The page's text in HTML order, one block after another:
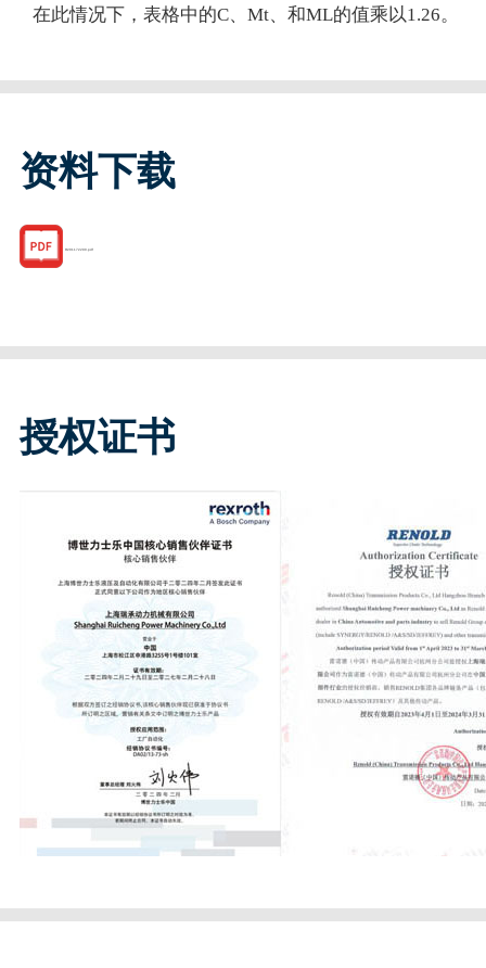
在此情况下，表格中的C、Mt、和ML的值乘以1.26。
资料下载
R201172290.pdf
授权证书